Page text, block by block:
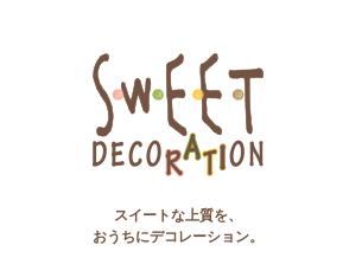
スイートな上質を、
おうちにデコレーション。